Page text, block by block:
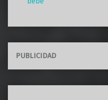
PUBLICIDAD